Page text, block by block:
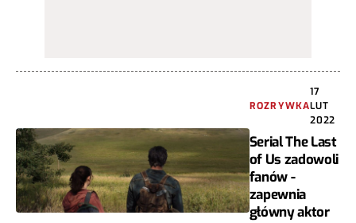
ROZRYWKA
17
LUT
2022
Serial The Last
of Us zadowoli
fanów -
zapewnia
główny aktor